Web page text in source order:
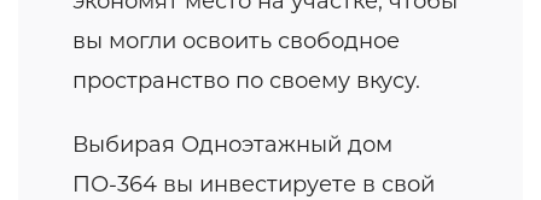
вы могли освоить свободное
пространство по своему вкусу.
Выбирая Одноэтажный дом
ПО-364 вы инвестируете в свой